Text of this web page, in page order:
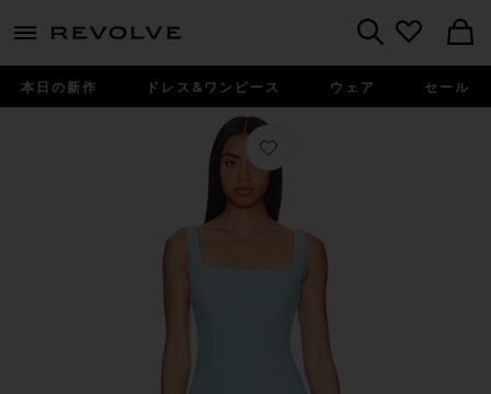
menu - shows more content
本日の新作 ドレス&ワンピース ウェア セール
お気に入り AUGUSTINE ドレス